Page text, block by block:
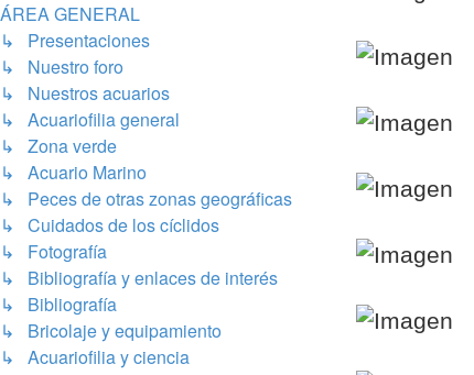
ÁREA GENERAL
↳ Presentaciones
↳ Nuestro foro
↳ Nuestros acuarios
↳ Acuariofilia general
↳ Zona verde
↳ Acuario Marino
↳ Peces de otras zonas geográficas
↳ Cuidados de los cíclidos
↳ Fotografía
↳ Bibliografía y enlaces de interés
↳ Bibliografía
↳ Bricolaje y equipamiento
↳ Acuariofilia y ciencia